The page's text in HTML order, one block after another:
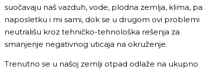
suočavaju naš vazduh, vode, plodna zemlja, klima, pa
naposletku i mi sami, dok se u drugom ovi problemi
neutrališu kroz tehničko-tehnološka rešenja za
smanjenje negativnog uticaja na okruženje.
Trenutno se u našoj zemlji otpad odlaže na ukupno